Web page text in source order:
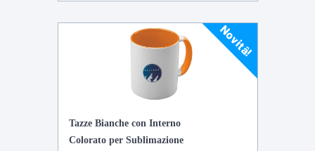
Novitâ!
Tazze Bianche con Interno
Colorato per Sublimazione